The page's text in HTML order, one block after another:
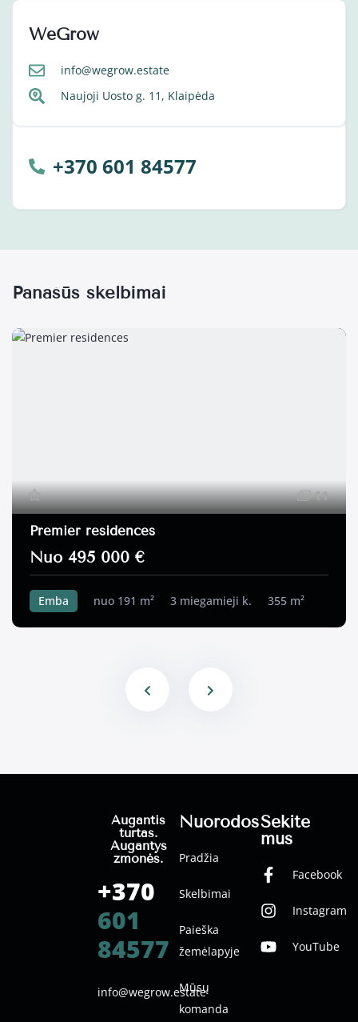
WeGrow
info@wegrow.estate
Naujoji Uosto g. 11, Klaipėda
+370 601 84577
Panašūs skelbimai
11
Premier residences
Nuo 495 000 €
Emba nuo 191 m² 3 miegamieji k. 355 m²
Nuorodos
Pradžia
Skelbimai
Paieška
žemėlapyje
Mūsų
komanda
Sekite
mus
Facebook
Instagram
YouTube
Augantis
turtas.
Augantys
žmonės.
+370
601
84577
info@wegrow.estate